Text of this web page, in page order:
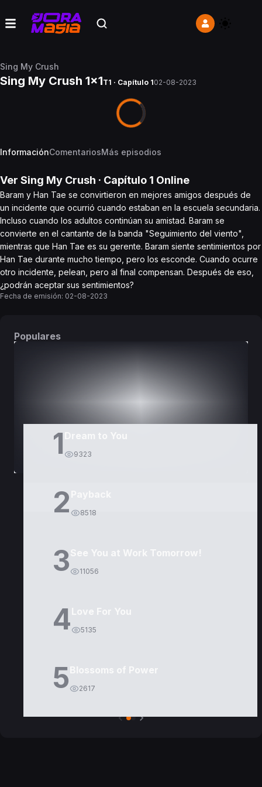
Sing My Crush
Sing My Crush 1x1T1 · Capítulo 102-08-2023
InformaciónComentariosMás episodios
Ver Sing My Crush · Capítulo 1 Online
Baram y Han Tae se convirtieron en mejores amigos después de
un incidente que ocurrió cuando estaban en la escuela secundaria.
Incluso cuando los adultos continúan su amistad. Baram se
convierte en el cantante de la banda "Seguimiento del viento",
mientras que Han Tae es su gerente. Baram siente sentimientos por
Han Tae durante mucho tiempo, pero los esconde. Cuando ocurre
otro incidente, pelean, pero al final compensan. Después de eso,
¿podrán aceptar sus sentimientos?
Fecha de emisión: 02-08-2023
Populares
1 9323
2 8518
3See You at Work Tomorrow!
11056
4Love For You
5135
5Blossoms of Power
2617